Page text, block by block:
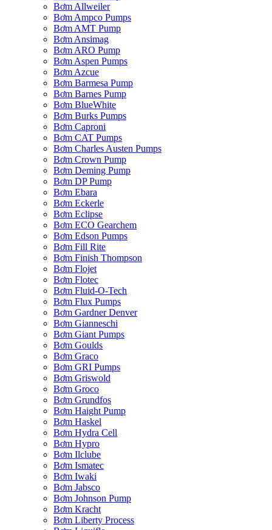
Bơm Allweiler
Bơm Ampco Pumps
Bơm AMT Pump
Bơm Ansimag
Bơm ARO Pump
Bơm Aspen Pumps
Bơm Azcue
Bơm Barmesa Pump
Bơm Barnes Pump
Bơm BlueWhite
Bơm Burks Pumps
Bơm Caproni
Bơm CAT Pumps
Bơm Charles Austen Pumps
Bơm Crown Pump
Bơm Deming Pump
Bơm DP Pump
Bơm Ebara
Bơm Eckerle
Bơm Eclipse
Bơm ECO Gearchem
Bơm Edson Pumps
Bơm Fill Rite
Bơm Finish Thompson
Bơm Flojet
Bơm Flotec
Bơm Fluid-O-Tech
Bơm Flux Pumps
Bơm Gardner Denver
Bơm Gianneschi
Bơm Giant Pumps
Bơm Goulds
Bơm Graco
Bơm GRI Pumps
Bơm Griswold
Bơm Groco
Bơm Grundfos
Bơm Haight Pump
Bơm Haskel
Bơm Hydra Cell
Bơm Hypro
Bơm Ilclube
Bơm Ismatec
Bơm Iwaki
Bơm Jabsco
Bơm Johnson Pump
Bơm Kracht
Bơm Liberty Process